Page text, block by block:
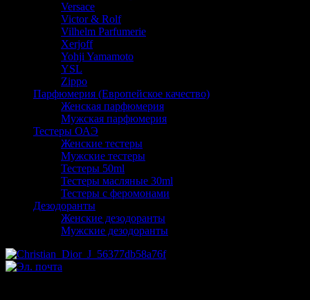
Versace
Victor & Rolf
Vilhelm Parfumerie
Xerjoff
Yohji Yamamoto
YSL
Zippo
Парфюмерия (Европейское качество)
Женская парфюмерия
Мужская парфюмерия
Тестеры ОАЭ
Женские тестеры
Мужские тестеры
Тестеры 50ml
Тестеры масляные 30ml
Тестеры с феромонами
Дезодоранты
Женские дезодоранты
Мужские дезодоранты